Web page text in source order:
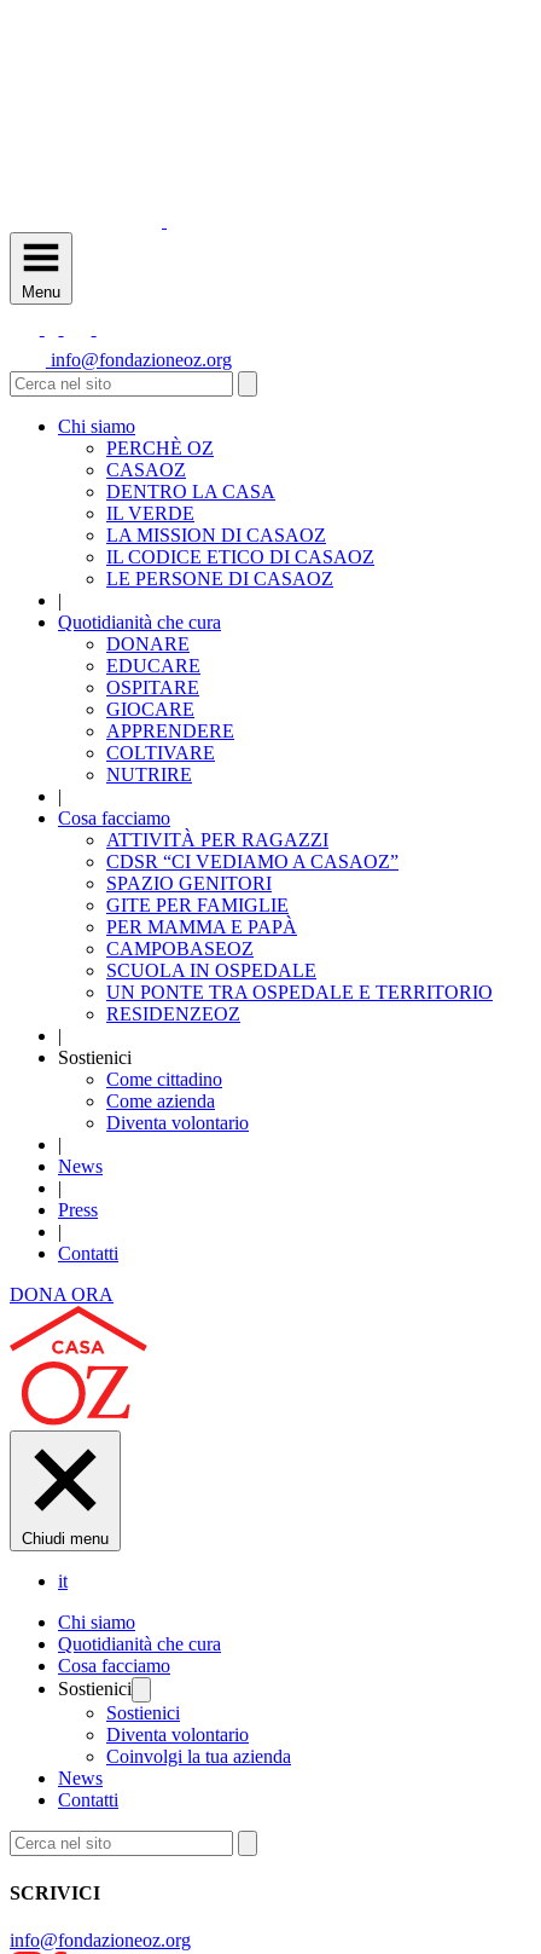
Menu
info@fondazioneoz.org
Chi siamo
PERCHÈ OZ
CASAOZ
DENTRO LA CASA
IL VERDE
LA MISSION DI CASAOZ
IL CODICE ETICO DI CASAOZ
LE PERSONE DI CASAOZ
|
Quotidianità che cura
DONARE
EDUCARE
OSPITARE
GIOCARE
APPRENDERE
COLTIVARE
NUTRIRE
|
Cosa facciamo
ATTIVITÀ PER RAGAZZI
CDSR “CI VEDIAMO A CASAOZ”
SPAZIO GENITORI
GITE PER FAMIGLIE
PER MAMMA E PAPÀ
CAMPOBASEOZ
SCUOLA IN OSPEDALE
UN PONTE TRA OSPEDALE E TERRITORIO
RESIDENZEOZ
|
Sostienici
Come cittadino
Come azienda
Diventa volontario
|
News
|
Press
|
Contatti
DONA ORA
Chiudi menu
it
Chi siamo
Quotidianità che cura
Cosa facciamo
Sostienici
Sostienici
Diventa volontario
Coinvolgi la tua azienda
News
Contatti
SCRIVICI
info@fondazioneoz.org